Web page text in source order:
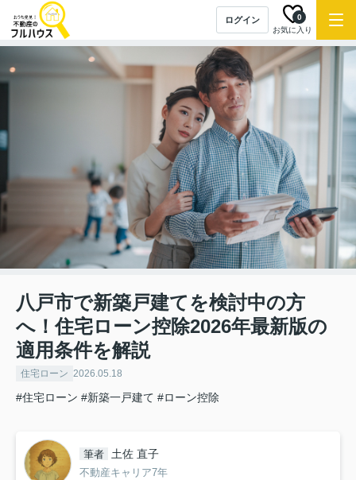
ログイン
お気に入り
0
八戸市で新築戸建てを検討中の方
へ！住宅ローン控除2026年最新版の
適用条件を解説
住宅ローン 2026.05.18
#住宅ローン #新築一戸建て #ローン控除
筆者 土佐 直子
不動産キャリア7年